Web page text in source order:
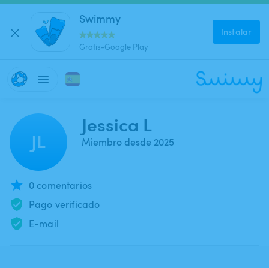
Swimmy
Gratis-Google Play
Instalar
JL
Jessica L
Miembro desde 2025
0 comentarios
Pago verificado
E-mail